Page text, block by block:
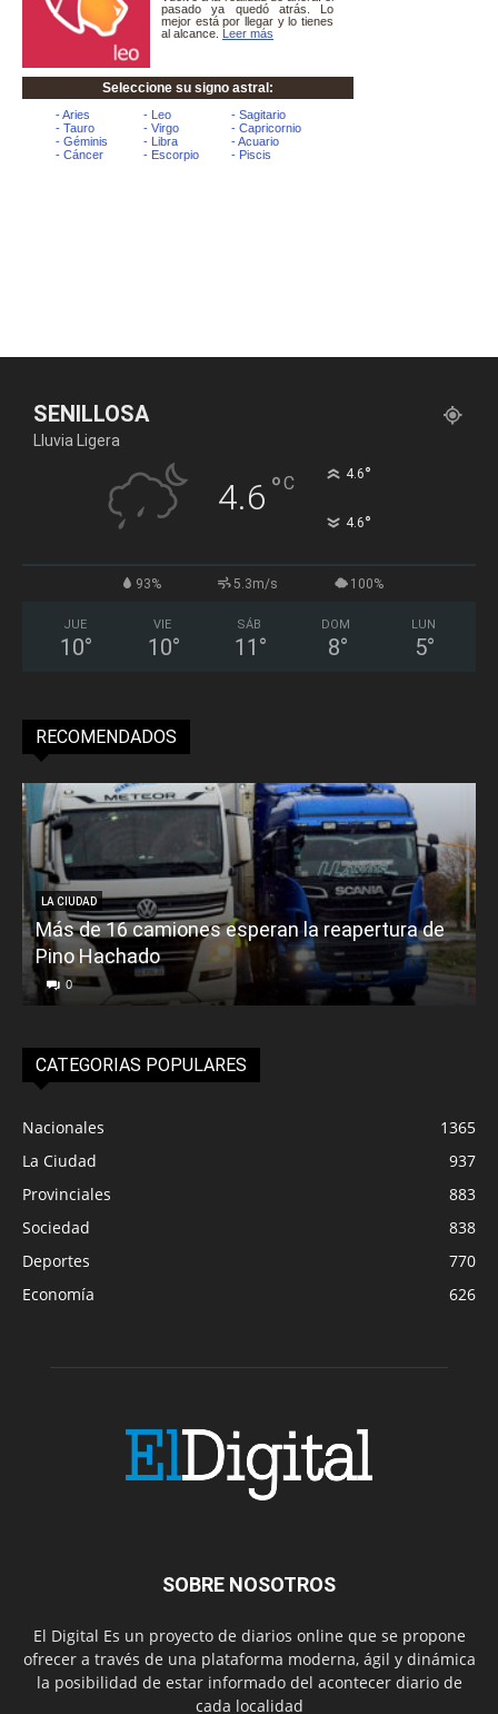
SENILLOSA
Lluvia Ligera
4.6 °C 4.6°
4.6°
93% 5.3m/s 100%
JUE
10°
VIE
10°
SÁB
11 °
DOM
8°
LUN
5°
RECOMENDADOS
LA CIUDAD
Más de 16 camiones esperan la reapertura de
Pino Hachado
0
CATEGORIAS POPULARES
Nacionales
1365
La Ciudad
937
Provinciales
883
Sociedad
838
Deportes
770
Economía
626
SOBRE NOSOTROS
El Digital Es un proyecto de diarios online que se propone
ofrecer a través de una plataforma moderna, ágil y dinámica
la posibilidad de estar informado del acontecer diario de
cada localidad